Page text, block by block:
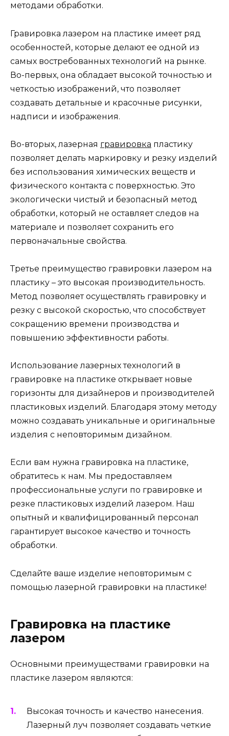
методами обработки.
Гравировка лазером на пластике имеет ряд
особенностей, которые делают ее одной из
самых востребованных технологий на рынке.
Во-первых, она обладает высокой точностью и
четкостью изображений, что позволяет
создавать детальные и красочные рисунки,
надписи и изображения.
Во-вторых, лазерная гравировка пластику
позволяет делать маркировку и резку изделий
без использования химических веществ и
физического контакта с поверхностью. Это
экологически чистый и безопасный метод
обработки, который не оставляет следов на
материале и позволяет сохранить его
первоначальные свойства.
Третье преимущество гравировки лазером на
пластику – это высокая производительность.
Метод позволяет осуществлять гравировку и
резку с высокой скоростью, что способствует
сокращению времени производства и
повышению эффективности работы.
Использование лазерных технологий в
гравировке на пластике открывает новые
горизонты для дизайнеров и производителей
пластиковых изделий. Благодаря этому методу
можно создавать уникальные и оригинальные
изделия с неповторимым дизайном.
Если вам нужна гравировка на пластике,
обратитесь к нам. Мы предоставляем
профессиональные услуги по гравировке и
резке пластиковых изделий лазером. Наш
опытный и квалифицированный персонал
гарантирует высокое качество и точность
обработки.
Сделайте ваше изделие неповторимым с
помощью лазерной гравировки на пластике!
Гравировка на пластике
лазером
Основными преимуществами гравировки на
пластике лазером являются:
Высокая точность и качество нанесения.
Лазерный луч позволяет создавать четкие